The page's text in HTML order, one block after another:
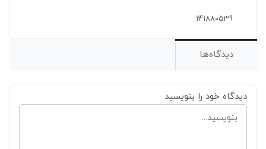
141880539
دیدگاه‌ها
دیدگاه خود را بنویسید